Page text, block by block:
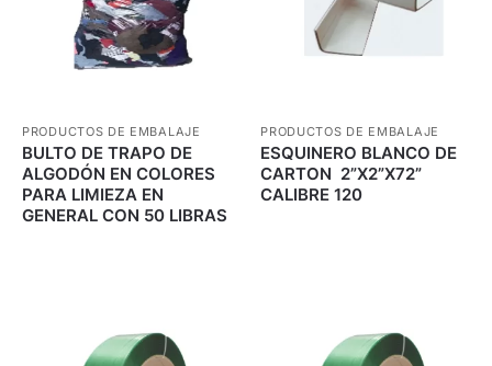
PRODUCTOS DE EMBALAJE
BULTO DE TRAPO DE
ALGODÓN EN COLORES
PARA LIMIEZA EN
GENERAL CON 50 LIBRAS
PRODUCTOS DE EMBALAJE
ESQUINERO BLANCO DE
CARTON 2”X2”X72”
CALIBRE 120